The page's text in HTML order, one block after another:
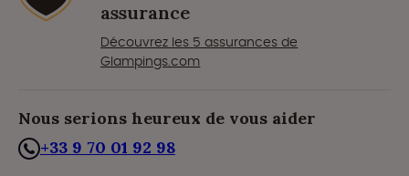
assurance
Découvrez les 5 assurances de
Glampings.com
Nous serions heureux de vous aider
+33 9 70 01 92 98